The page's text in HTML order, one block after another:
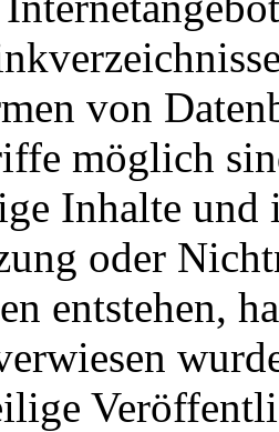
von
möglich
Inhalte und
oder
entstehen,